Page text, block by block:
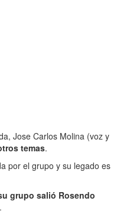
Jose Carlos Molina (voz y
temas.
por el grupo y su legado es
grupo salió Rosendo